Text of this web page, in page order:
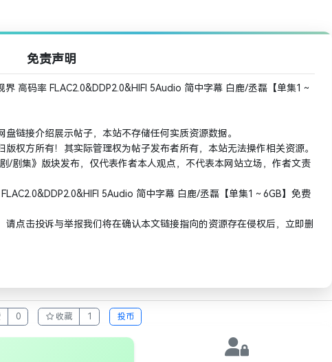
免责声明
高码率 FLAC2.0&DDP2.0&HIFI 5Audio 简中字幕 白鹿/丞磊【单集1～
链接介绍展示帖子，本站不存储任何实质资源数据。
权方所有！其实际管理权为帖子发布者所有，本站无法操作相关资源。
/剧集》版块发布，仅代表作者本人观点，不代表本网站立场，作者文责
5Audio 简中字幕 白鹿/丞磊【单集1～6GB】免费
点击投诉与举报我们将在确认本文链接指向的资源存在侵权后，立即删
0 收藏 1 投币